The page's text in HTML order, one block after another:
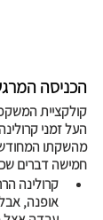
הכניסה
קולקציית
העל זמני
מהשקתו
חמישה דברים
קרולינה
אופנה,